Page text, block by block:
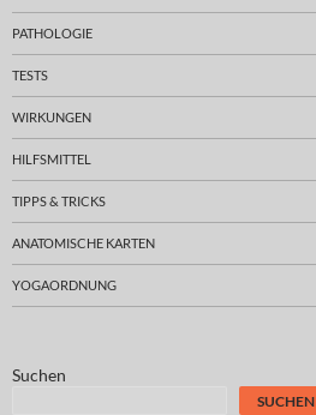
PATHOLOGIE
TESTS
WIRKUNGEN
HILFSMITTEL
TIPPS & TRICKS
ANATOMISCHE KARTEN
YOGAORDNUNG
Suchen
SUCHEN